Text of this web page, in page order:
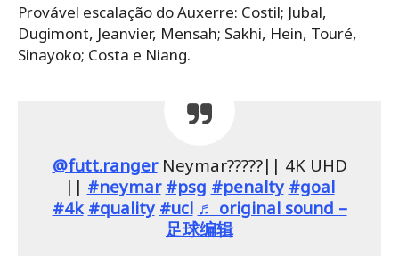
Provável escalação do Auxerre: Costil; Jubal,
Dugimont, Jeanvier, Mensah; Sakhi, Hein, Touré,
Sinayoko; Costa e Niang.
@futt.rangerNeymar?????|| 4K UHD
|| #neymar #psg #penalty #goal
#4k #quality #ucl ♬ original sound –
足球编辑